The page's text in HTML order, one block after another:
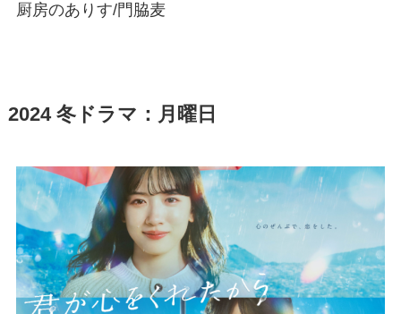
厨房のありす/門脇麦
2024 冬ドラマ：月曜日